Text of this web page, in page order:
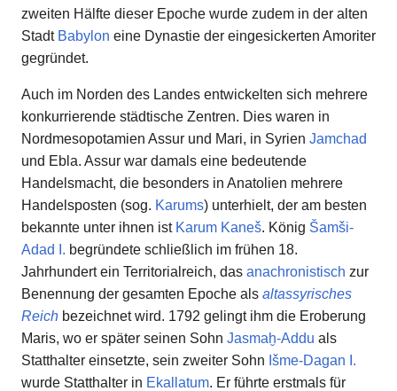
zweiten Hälfte dieser Epoche wurde zudem in der alten
Stadt Babylon eine Dynastie der eingesickerten Amoriter
gegründet.
Auch im Norden des Landes entwickelten sich mehrere
konkurrierende städtische Zentren. Dies waren in
Nordmesopotamien Assur und Mari, in Syrien Jamchad
und Ebla. Assur war damals eine bedeutende
Handelsmacht, die besonders in Anatolien mehrere
Handelsposten (sog. Karums) unterhielt, der am besten
bekannte unter ihnen ist Karum Kaneš. König Šamši-
Adad I. begründete schließlich im frühen 18.
Jahrhundert ein Territorialreich, das anachronistisch zur
Benennung der gesamten Epoche als altassyrisches
Reich bezeichnet wird. 1792 gelingt ihm die Eroberung
Maris, wo er später seinen Sohn Jasmaḫ-Addu als
Statthalter einsetzte, sein zweiter Sohn Išme-Dagan I.
wurde Statthalter in Ekallatum. Er führte erstmals für